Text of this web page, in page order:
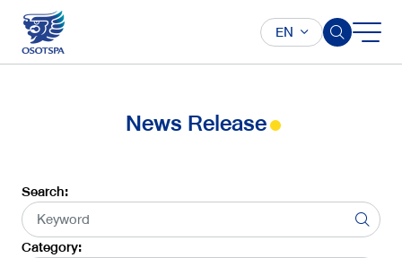
EN
News Release
Search:
Category: